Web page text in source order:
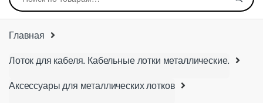
Главная
Лоток для кабеля. Кабельные лотки металлические.
Аксессуары для металлических лотков